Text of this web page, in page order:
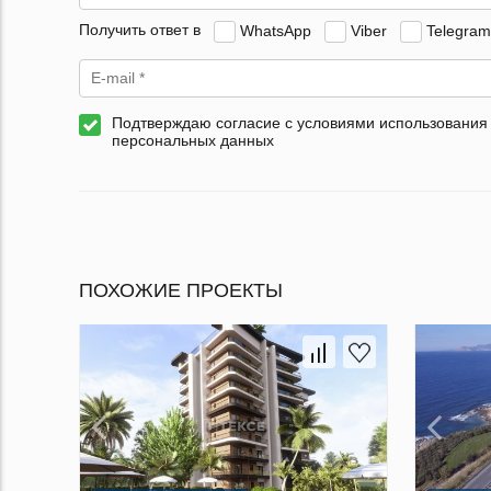
Получить ответ в WhatsApp Viber Telegram
Подтверждаю согласие с условиями использования
персональных данных
ПОХОЖИЕ ПРОЕКТЫ